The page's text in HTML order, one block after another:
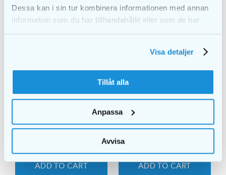
Dessa kan i sin tur kombinera informationen med annan
information som du har tillhandahållit eller som de har
samlat in när du har använt deras tjänster.
Visa detaljer
Tillåt alla
Anpassa
Avvisa
ADD TO CART
Cordless Water tank
ADD TO CART